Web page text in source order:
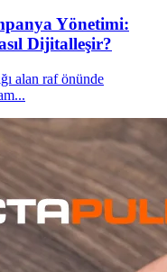
Yönetimi:
Dijitalleşir?
alan raf önünde
...